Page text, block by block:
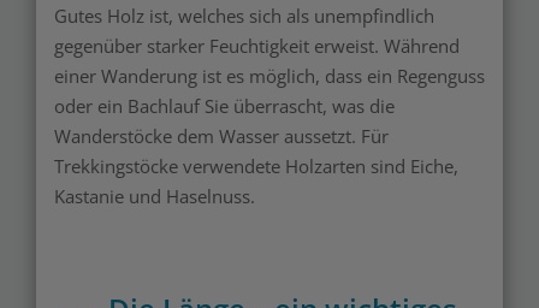
Gutes Holz ist, welches sich als unempfindlich
gegenüber starker Feuchtigkeit erweist. Während
einer Wanderung ist es möglich, dass ein Regenguss
oder ein Bachlauf Sie überrascht, was die
Wanderstöcke dem Wasser aussetzt. Für
Trekkingstöcke verwendete Holzarten sind Eiche,
Kastanie und Haselnuss.